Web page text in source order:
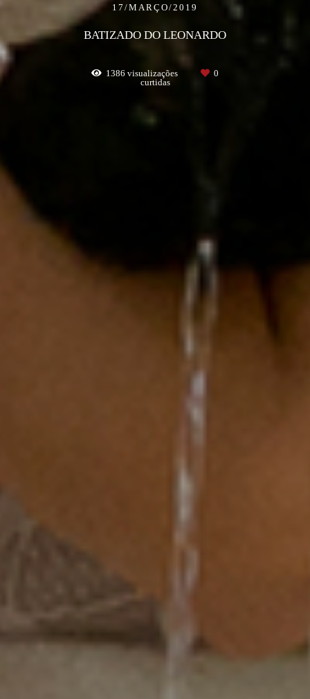
17/MARÇO/2019
BATIZADO DO LEONARDO
1386 visualizações
0
curtidas